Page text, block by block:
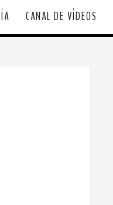
CANAL DE VÍDEOS